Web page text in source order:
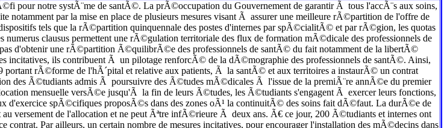
pour notre systÃ¨me de santÃ©. La prÃ©occupation du Gouvernement de garantir Ã tous l'accÃ¨s aux soins,
notamment par la mise en place de plusieurs mesures visant Ã assurer une meilleure rÃ©partition de l'offre de
tels que la rÃ©partition quinquennale des postes d'internes par spÃ©cialitÃ© et par rÃ©gion, les quotas
clausus permettent une rÃ©gulation territoriale des flux de formation mÃ©dicale des professionnels de
d'obtenir une rÃ©partition Ã©quilibrÃ©e des professionnels de santÃ© du fait notamment de la libertÃ©
incitatives, ils contribuent Ã un pilotage renforcÃ© de la dÃ©mographie des professionnels de santÃ©. Ainsi,
portant rÃ©forme de l'hÃ´pital et relative aux patients, Ã la santÃ© et aux territoires a instaurÃ© un contrat
des Ã©tudiants admis Ã poursuivre des Ã©tudes mÃ©dicales Ã l'issue de la premiÃ¨re annÃ©e du premier
mensuelle versÃ©e jusqu'Ã la fin de leurs Ã©tudes, les Ã©tudiants s'engagent Ã exercer leurs fonctions,
d'exercice spÃ©cifiques proposÃ©s dans des zones oÃ¹ la continuitÃ© des soins fait dÃ©faut. La durÃ©e de
versement de l'allocation et ne peut Ãªtre infÃ©rieure Ã deux ans. Ã€ ce jour, 200 Ã©tudiants et internes ont
Par ailleurs, un certain nombre de mesures incitatives, pour encourager l'installation des mÃ©decins dans